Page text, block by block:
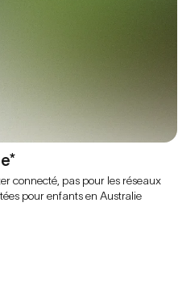
connecté, pas pour les réseaux
pour enfants en Australie